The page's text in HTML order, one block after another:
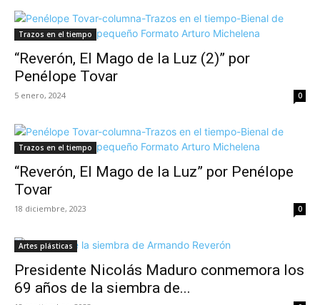
Trazos en el tiempo
“Reverón, El Mago de la Luz (2)” por
Penélope Tovar
5 enero, 2024 0
Trazos en el tiempo
“Reverón, El Mago de la Luz” por Penélope
Tovar
18 diciembre, 2023 0
Artes plásticas
Presidente Nicolás Maduro conmemora los
69 años de la siembra de...